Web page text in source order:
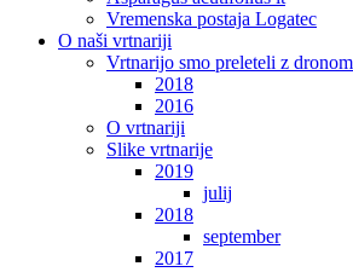
Vremenska postaja Logatec
O naši vrtnariji
Vrtnarijo smo preleteli z
2018
2016
O vrtnariji
Slike vrtnarije
2019
julij
2018
september
2017